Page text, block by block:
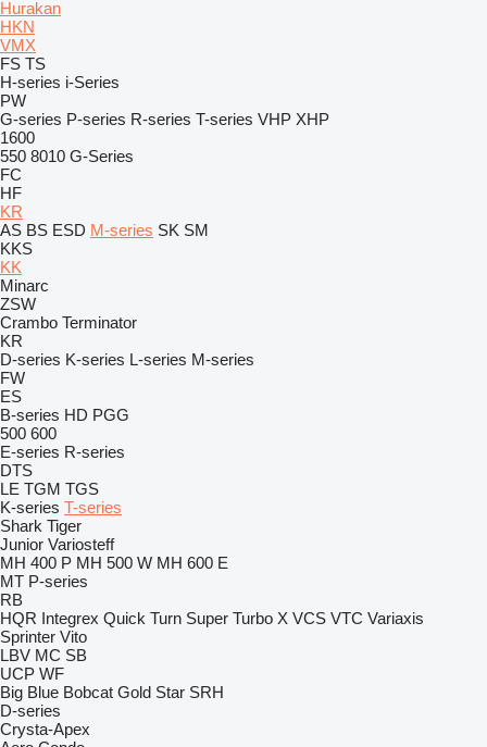
Hurakan
HKN
VMX
FS TS
H-series i-Series
PW
G-series P-series R-series T-series VHP XHP
1600
550 8010 G-Series
FC
HF
KR
AS BS ESD M-series SK SM
KKS
KK
Minarc
ZSW
Crambo Terminator
KR
D-series K-series L-series M-series
FW
ES
B-series HD PGG
500 600
E-series R-series
DTS
LE TGM TGS
K-series T-series
Shark Tiger
Junior Variosteff
MH 400 P MH 500 W MH 600 E
MT P-series
RB
HQR Integrex Quick Turn Super Turbo X VCS VTC Variaxis
Sprinter Vito
LBV MC SB
UCP WF
Big Blue Bobcat Gold Star SRH
D-series
Crysta-Apex